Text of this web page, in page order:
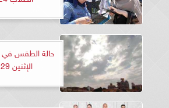
حالة الطقس في
الإثنين 29 يناير 2024